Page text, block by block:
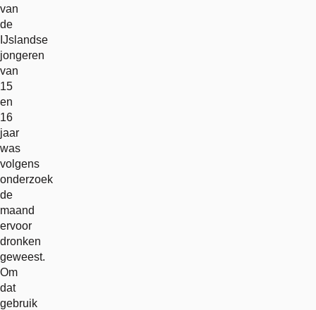
van
de
IJslandse
jongeren
van
15
en
16
jaar
was
volgens
onderzoek
de
maand
ervoor
dronken
geweest.
Om
dat
gebruik